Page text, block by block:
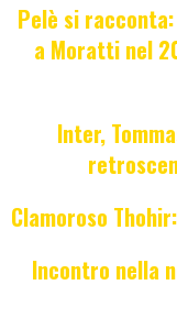
Pelè si
a Moratti nel
Inter,
Clamoroso
Incontro nella